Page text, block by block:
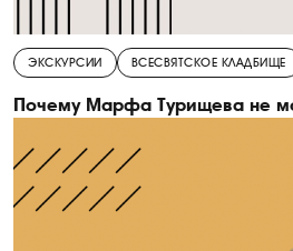
ЭКСКУРСИИ ВСЕСВЯТСКОЕ КЛАДБИЩЕ
Почему Марфа Турищева не